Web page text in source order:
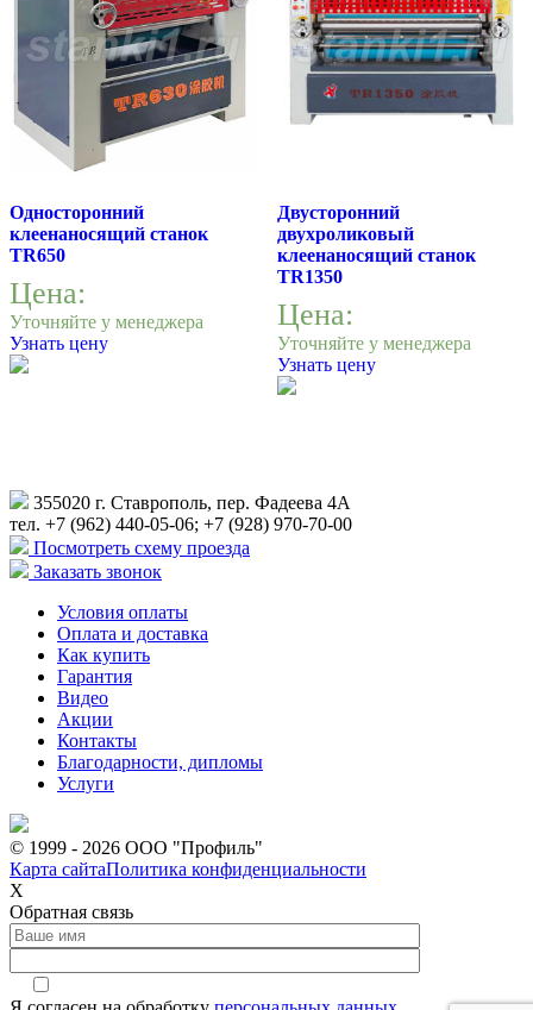
Односторонний
клеенаносящий станок
TR650
Цена:
Уточняйте у менеджера
Узнать цену
Двусторонний
двухроликовый
клеенаносящий станок
TR1350
Цена:
Уточняйте у менеджера
Узнать цену
355020 г. Ставрополь, пер. Фадеева 4А
тел. +7 (962) 440-05-06; +7 (928) 970-70-00
Посмотреть схему проезда
Заказать звонок
Условия оплаты
Оплата и доставка
Как купить
Гарантия
Видео
Акции
Контакты
Благодарности, дипломы
Услуги
© 1999 - 2026 ООО "Профиль"
Карта сайтаПолитика конфиденциальности
Х
Обратная связь